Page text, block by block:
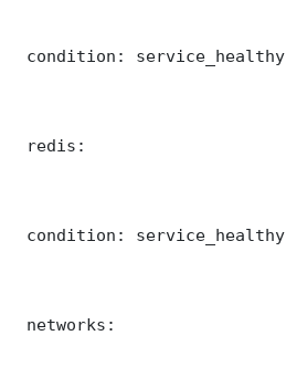
condition: service_healthy
redis:
condition: service_healthy
networks: